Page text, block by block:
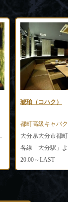
CLUB 蝶
都町高級
各線「大
20:00～